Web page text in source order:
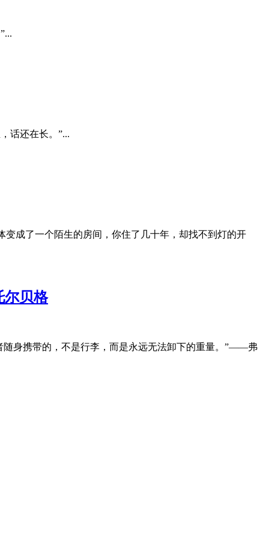
话还在长。”...
成了一个陌生的房间，你住了几十年，却找不到灯的开
尔贝格
随身携带的，不是行李，而是永远无法卸下的重量。”——弗